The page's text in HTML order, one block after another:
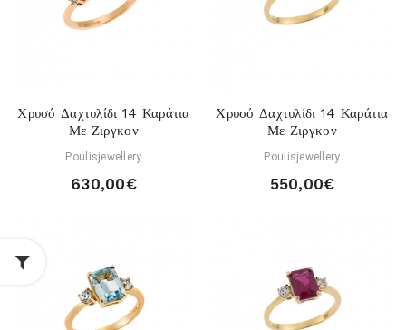
Χρυσό Δαχτυλίδι 14 Καράτια
Με Ζιργκον
Poulisjewellery
630,00€
Χρυσό Δαχτυλίδι 14 Καράτια
Με Ζιργκον
Poulisjewellery
550,00€